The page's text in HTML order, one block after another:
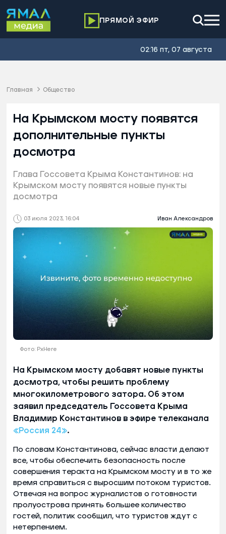
ПРЯМОЙ ЭФИР
02:16 пт, 07 августа
Главная Общество
03 июля 2023, 16:04 Иван Александров
На Крымском мосту появятся
дополнительные пункты
досмотра
Глава Госсовета Крыма Константинов: на
Крымском мосту появятся новые пункты
досмотра
Фото: PxHere
На Крымском мосту добавят новые пункты
досмотра, чтобы решить проблему
многокилометрового затора. Об этом
заявил председатель Госсовета Крыма
Владимир Константинов в эфире телеканала
«Россия 24».
По словам Константинова, сейчас власти делают
все, чтобы обеспечить безопасность после
совершения теракта на Крымском мосту и в то же
время справиться с выросшим потоком туристов.
Отвечая на вопрос журналистов о готовности
пролуострова принять большее количество
гостей, политик сообщил, что туристов ждут с
нетерпением.